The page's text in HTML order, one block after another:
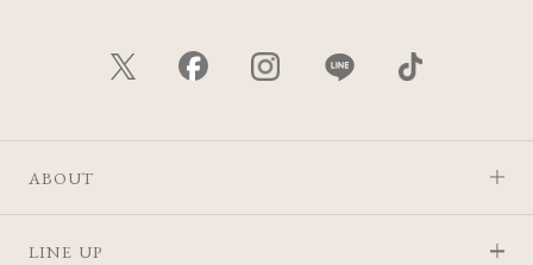
ABOUT
LINE UP